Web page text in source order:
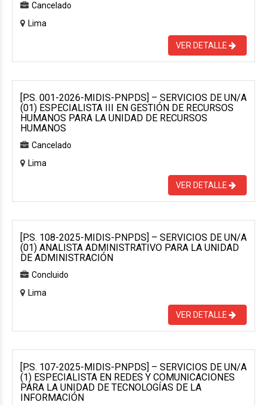
Cancelado
Lima
VER DETALLE
[P.S. 001-2026-MIDIS-PNPDS] – SERVICIOS DE UN/A
(01) ESPECIALISTA III EN GESTIÓN DE RECURSOS
HUMANOS PARA LA UNIDAD DE RECURSOS
HUMANOS
Cancelado
Lima
VER DETALLE
[P.S. 108-2025-MIDIS-PNPDS] – SERVICIOS DE UN/A
(01) ANALISTA ADMINISTRATIVO PARA LA UNIDAD
DE ADMINISTRACIÓN
Concluido
Lima
VER DETALLE
[P.S. 107-2025-MIDIS-PNPDS] – SERVICIOS DE UN/A
(1) ESPECIALISTA EN REDES Y COMUNICACIONES
PARA LA UNIDAD DE TECNOLOGÍAS DE LA
INFORMACIÓN